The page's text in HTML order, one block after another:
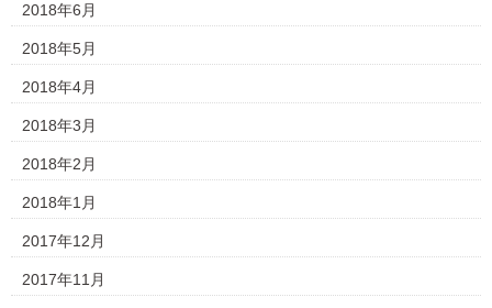
2018年6月
2018年5月
2018年4月
2018年3月
2018年2月
2018年1月
2017年12月
2017年11月